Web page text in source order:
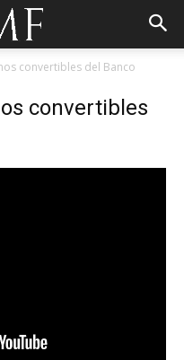
convertibles del Banco
convertibles